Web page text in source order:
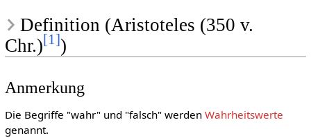
Definition (Aristoteles (350 v.
Chr.)[1])
Anmerkung
Die Begriffe "wahr" und "falsch" werden Wahrheitswerte
genannt.